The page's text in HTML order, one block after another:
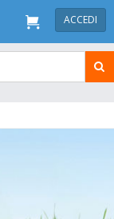
ACCEDI